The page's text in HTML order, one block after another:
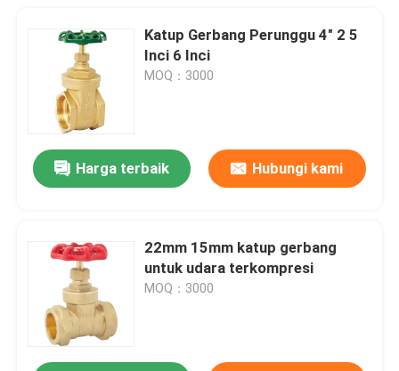
Katup Gerbang Perunggu 4" 2 5
Inci 6 Inci
MOQ：3000
Harga terbaik Hubungi kami
22mm 15mm katup gerbang
untuk udara terkompresi
MOQ：3000